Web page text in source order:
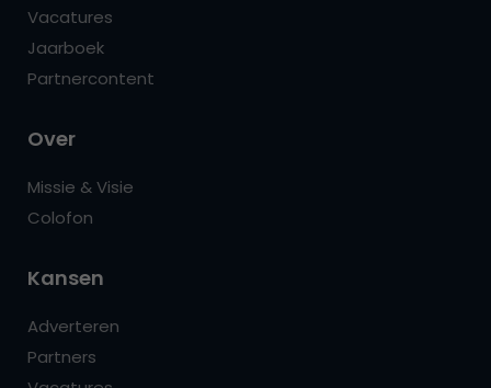
Vacatures
Jaarboek
Partnercontent
Over
Missie & Visie
Colofon
Kansen
Adverteren
Partners